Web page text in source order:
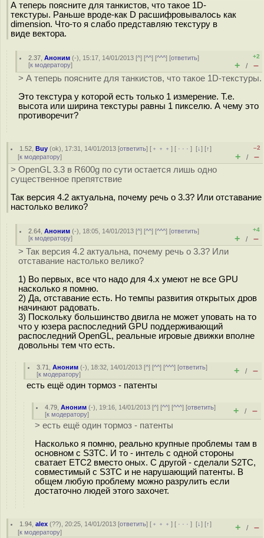
А теперь поясните для танкистов, что такое 1D-
текстуры. Раньше вроде-как D расшифровывалось как
dimension. Что-то я слабо представляю текстуру в
виде вектора.
2.37 ,Аноним (-), 15:17, 14/01/2013 [^] [^^] [^^^] [ответить]
[к модератору]
+2
+ / –
> А теперь поясните для танкистов, что такое 1D-текстуры.
Это текстура у которой есть только 1 измерение. Т.е.
высота или ширина текстуры равны 1 пикселю. А чему это
противоречит?
1.52 ,Buy (ok), 17:31, 14/01/2013 [ответить] [ ﹢﹢﹢] [ · · ·][↓] [↑]
[к модератору]
–2
+ / –
> OpenGL 3.3 в R600g по сути остается лишь одно
существенное препятствие
Так версия 4.2 актуальна, почему речь о 3.3? Или отставание
настолько велико?
2.64 ,Аноним (-), 18:05, 14/01/2013 [^] [^^] [^^^] [ответить]
[к модератору]
+4
+ / –
> Так версия 4.2 актуальна, почему речь о 3.3? Или
отставание настолько велико?
1) Во первых, все что надо для 4.х умеют не все GPU
насколько я помню.
2) Да, отставание есть. Но темпы развития открытых дров
начинают радовать.
3) Поскольку большинство двигла не может уповать на то
что у юзера распоследний GPU поддерживающий
распоследний OpenGL, реальные игровые движки вполне
довольны тем что есть.
3.71 ,Аноним (-), 18:32, 14/01/2013 [^] [^^] [^^^] [ответить]
[к модератору] + / –
есть ещё один тормоз - патенты
4.79 ,Аноним (-), 19:16, 14/01/2013 [^] [^^] [^^^] [ответить]
[к модератору] + / –
> есть ещё один тормоз - патенты
Насколько я помню, реально крупные проблемы там в
основном с S3TC. И то - интель с одной стороны
сватает ETC2 вместо оных. С другой - сделали S2TC,
совместимый с S3TC и не нарушающий патенты. В
общем любую проблему можно разрулить если
достаточно людей этого захочет.
1.94 ,alex (??), 20:25, 14/01/2013 [ответить] [ ﹢﹢﹢] [ · · ·][↓] [↑]
[к модератору] + / –